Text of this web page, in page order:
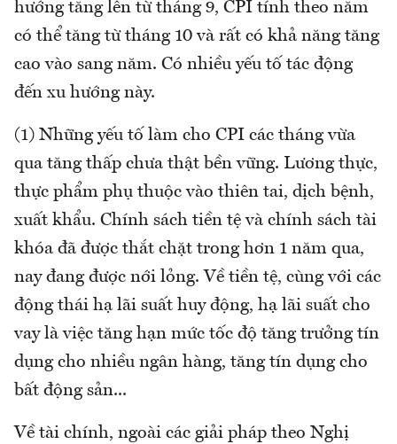
hướng tăng lên từ tháng 9, CPI tính theo năm
có thể tăng từ tháng 10 và rất có khả năng tăng
cao vào sang năm. Có nhiều yếu tố tác động
đến xu hướng này.
(1) Những yếu tố làm cho CPI các tháng vừa
qua tăng thấp chưa thật bền vững. Lương thực,
thực phẩm phụ thuộc vào thiên tai, dịch bệnh,
xuất khẩu. Chính sách tiền tệ và chính sách tài
khóa đã được thắt chặt trong hơn 1 năm qua,
nay đang được nới lỏng. Về tiền tệ, cùng với các
động thái hạ lãi suất huy động, hạ lãi suất cho
vay là việc tăng hạn mức tốc độ tăng trưởng tín
dụng cho nhiều ngân hàng, tăng tín dụng cho
bất động sản...
Về tài chính, ngoài các giải pháp theo Nghị